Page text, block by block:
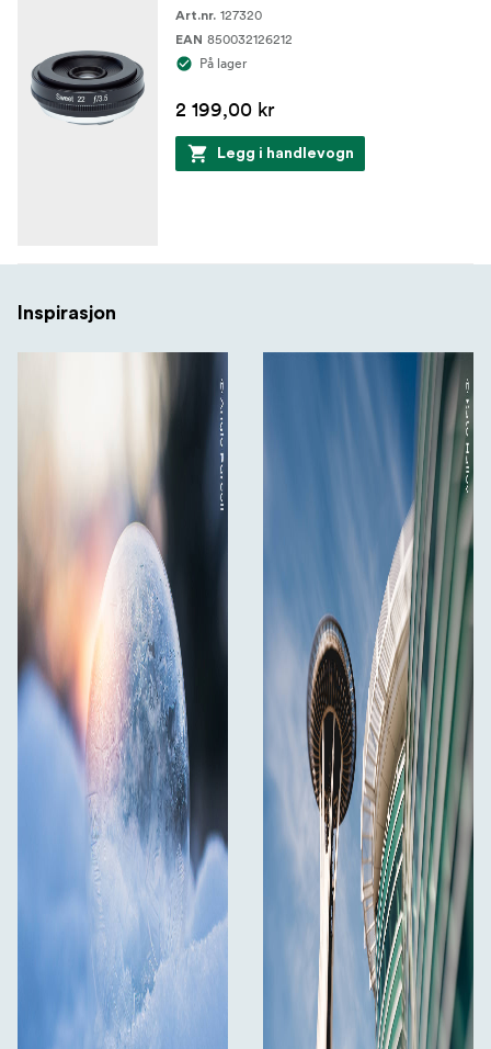
Art.nr. 127320
EAN 850032126212
På lager
2 199,00 kr
Legg i handlevogn
Inspirasjon